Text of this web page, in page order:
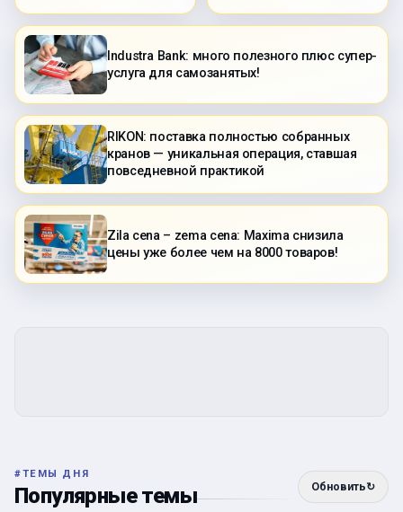
Industra Bank: много полезного плюс супер-
услуга для самозанятых!
RIKON: поставка полностью собранных
кранов — уникальная операция, ставшая
повседневной практикой
Zila cena – zema cena: Maxima снизила
цены уже более чем на 8000 товаров!
#ТЕМЫ ДНЯ
Популярные темы Обновить↻